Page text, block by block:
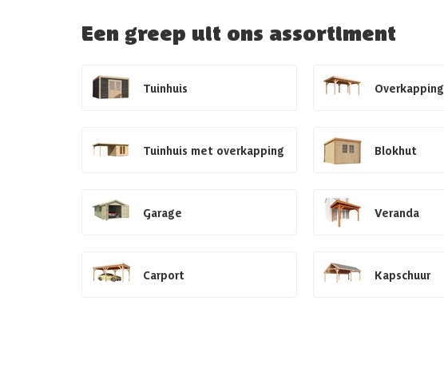
Een greep uit ons assortiment
Tuinhuis Overkapping
Tuinhuis met overkapping Blokhut
Garage Veranda
Carport Kapschuur